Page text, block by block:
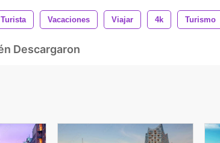
Turista Vacaciones Viajar 4k Turismo
Descargaron